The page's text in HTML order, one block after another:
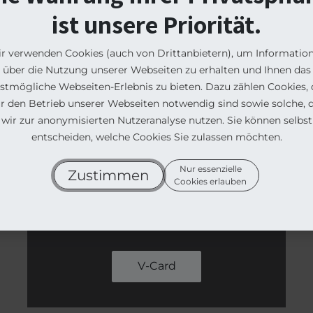
ProElectrify AG
Goebenstraße 95-99
32051 Herford
Telefon:
+49 5221 9944044
+49 176 56539887‬
Mail:andrii.kokidko@proelectrify.de
V-Card
ist unsere Priorität.
verwenden Cookies (auch von Drittanbietern), um
über die Nutzung unserer Webseiten zu erhalten und Ihnen das
Webseiten-Erlebnis zu bieten. Dazu zählen Cookies,
den Betrieb unserer Webseiten notwendig sind sowie solche,
wir zur anonymisierten Nutzeranalyse nutzen. Sie können selbst
entscheiden, welche Cookies Sie zulassen möchten.
Zustimmen
Nur essenzielle
Cookies erlauben